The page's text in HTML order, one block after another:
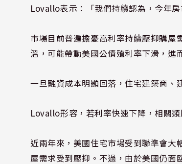
Lovallo表示：「我們持續認為，今年房
市場目前普遍擔憂高利率持續壓抑購屋
溫，可能帶動美國公債殖利率下滑，進
一旦融資成本明顯回落，住宅建築商、
Lovallo形容，若利率快速下降，相關
近兩年來，美國住宅市場受到聯準會大
屋需求受到壓抑。不過，由於美國仍